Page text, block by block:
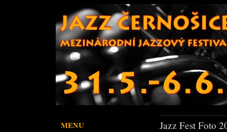
MENU Jazz Fest Foto